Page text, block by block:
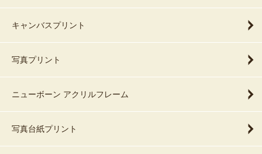
キャンバスプリント
写真プリント
ニューボーン アクリルフレーム
写真台紙プリント